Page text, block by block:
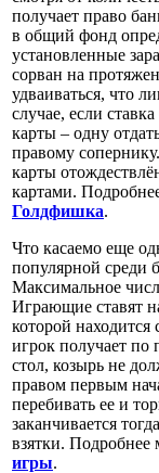
получает право
в общий фонд
установленные
сорван на
удваиваться, что
случае, если
карты – одну
правому
карты
картами.
Голдфишка.
Что касаемо еще
популярной среди
Максимальное
Играющие ставят
которой
игрок получает по
стол, козырь не
правом первым
перебивать ее и
заканчивается
взятки. Подробнее
игры.